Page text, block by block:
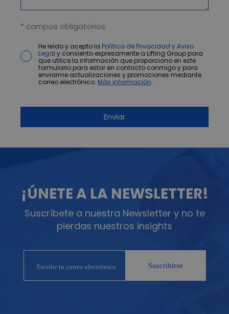
* campos obligatorios.
He leído y acepto la Política de Privacidad y Aviso
Legal y consiento expresamente a Lifting Group para
que utilice la información que proporciono en este
formulario para estar en contacto conmigo y para
enviarme actualizaciones y promociones mediante
correo electrónico. Más información.
¡ÚNETE A LA NEWSLETTER!
Suscríbete a nuestra Newsletter y no te
pierdas nuestros insights